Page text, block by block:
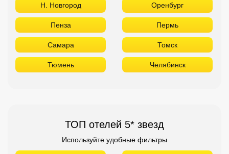
Н. Новгород Оренбург
Пенза Пермь
Самара Томск
Тюмень Челябинск
ТОП отелей 5* звезд
Используйте удобные фильтры